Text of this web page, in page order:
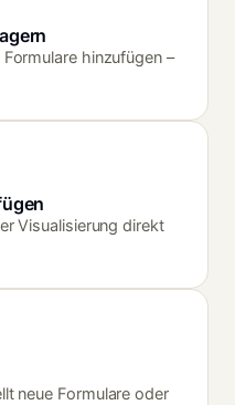
hinzufügen –
Visualisierung direkt
neue Formulare oder